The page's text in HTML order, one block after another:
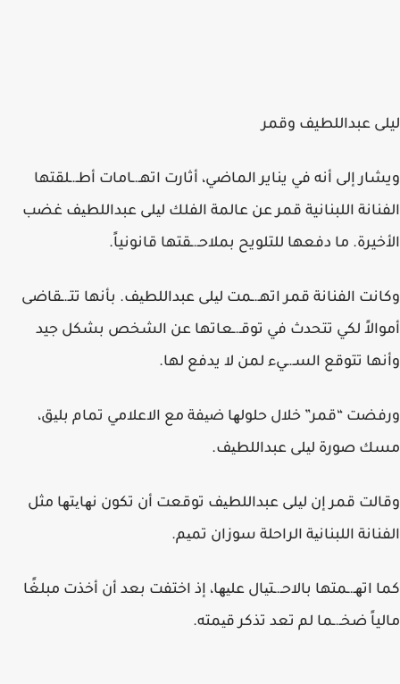
ليلى عبداللطيف وقمر
ويشار إلى أنه في يناير الماضي، أثارت اتهـ.ـامات أطـ.ـلقتها
الفنانة اللبنانية قمر عن عالمة الفلك لیلى عبداللطیف غضب
الأخيرة. ما دفعها للتلويح بملاحـ.ـقتها قانونياً.
وكانت الفنانة قمر اتهـ.ـمت لیلى عبداللطیف. بأنها تتـ.ـقاضى
أموالاً لكي تتحدث في توقـ.ـعاتها عن الشخص بشكل جيد
وأنها تتوقع السـ.ـيء لمن لا يدفع لها.
ورفضت “قمر” خلال حلولھا ضیفة مع الاعلامي تمام بلیق،
مسك صورة لیلى عبداللطیف.
وقالت قمر إن لیلى عبداللطیف توقعت أن تكون نھایتھا مثل
الفنانة اللبنانیة الراحلة سوزان تمیم.
كما اتھـ.ـمتها بالاحـ.ـتیال علیھا، إذ اختفت بعد أن أخذت مبلغًا
مالياً ضخـ.ـما لم تعد تذكر قیمته.